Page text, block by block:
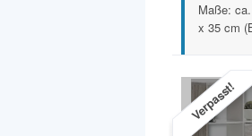
Maße:
x 35 cm
Verpasst!